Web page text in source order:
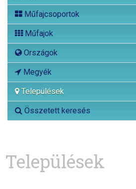
Műfajcsoportok
Műfajok
Országok
Megyék
Települések
Összetett keresés
Települések